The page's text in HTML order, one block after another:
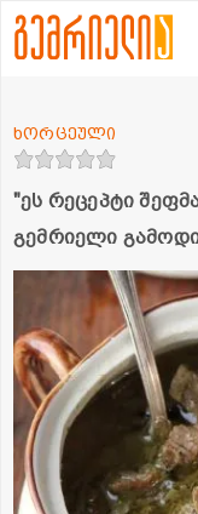
"ეს რეცეპტი
გემრიელი
ხორცეული